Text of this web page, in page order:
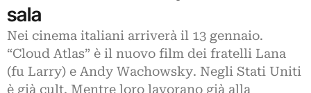
sala
Nei cinema italiani arriverà il 13 gennaio.
“Cloud Atlas” è il nuovo film dei fratelli Lana
(fu Larry) e Andy Wachowsky. Negli Stati Uniti
è già cult. Mentre loro lavorano già alla